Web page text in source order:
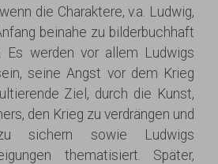
die Charaktere, v.a. Ludwig,
beinahe zu bilderbuchhaft
Es werden vor allem Ludwigs
seine Angst vor dem Krieg
Ziel, durch die Kunst,
den Krieg zu verdrängen und
sichern sowie Ludwigs
thematisiert. Später,